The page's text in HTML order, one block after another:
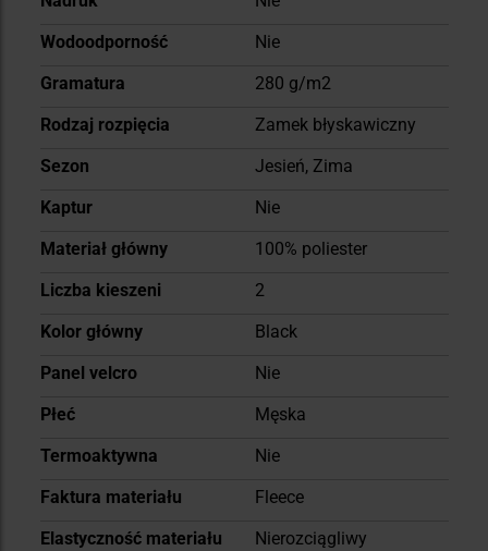
Wodoodporność
Nie
Gramatura
280 g/m2
Rodzaj rozpięcia
Zamek błyskawiczny
Sezon
Jesień, Zima
Kaptur
Nie
Materiał główny
100% poliester
Liczba kieszeni
2
Kolor główny
Black
Panel velcro
Nie
Płeć
Męska
Termoaktywna
Nie
Faktura materiału
Fleece
Elastyczność materiału
Nierozciągliwy